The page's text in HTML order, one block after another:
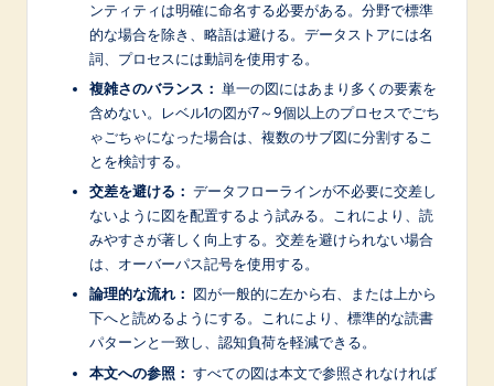
ンティティは明確に命名する必要がある。分野で標準
的な場合を除き、略語は避ける。データストアには名
詞、プロセスには動詞を使用する。
複雑さのバランス： 単一の図にはあまり多くの要素を
含めない。レベル1の図が7～9個以上のプロセスでごち
ゃごちゃになった場合は、複数のサブ図に分割するこ
とを検討する。
交差を避ける： データフローラインが不必要に交差し
ないように図を配置するよう試みる。これにより、読
みやすさが著しく向上する。交差を避けられない場合
は、オーバーパス記号を使用する。
論理的な流れ： 図が一般的に左から右、または上から
下へと読めるようにする。これにより、標準的な読書
パターンと一致し、認知負荷を軽減できる。
本文への参照： すべての図は本文で参照されなければ